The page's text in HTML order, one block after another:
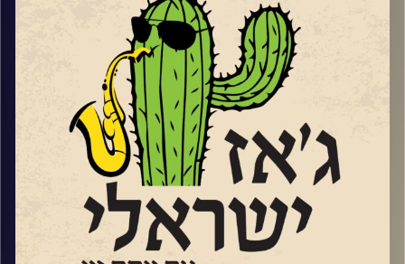
הרכבי ג'ז ישראלי משובחים ואיכותיים. לצד המופעים יתקיימו
שלוש כיתות אמן בקונסרבטוריון המקומי בהשתתפות חלק
הזרעים של הפסטיבל החלו לנבוט בגינת ביתם של עדי ואלון
(הבסיסט של להקת א-טמפו) שטרן באמצעות הופעות ביתיות.
משם התפתחו ל"ליין ג'ז" קהילתי שהפגיש מידי חודש את
חובבי הג'ז של פרדס חנה כרכור עם הרכבי ג'ז ישראלים. שלוש
שנים לאחר מכן, בימינו אלו – פסטיבל נולד.